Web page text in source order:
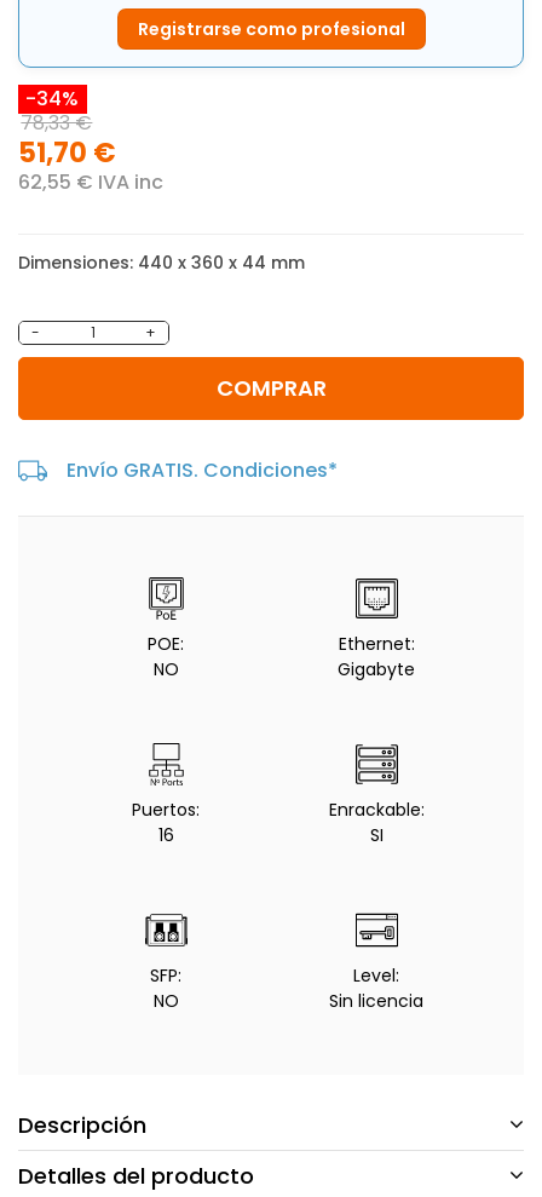
Registrarse como profesional
-34%
78,33 €
51,70 €
62,55 € IVA inc
Dimensiones: 440 x 360 x 44 mm
- +
COMPRAR
Envío GRATIS. Condiciones*
POE:
NO
Ethernet:
Gigabyte
Puertos:
16
Enrackable:
SI
SFP:
NO
Level:
Sin licencia
Descripción
Detalles del producto